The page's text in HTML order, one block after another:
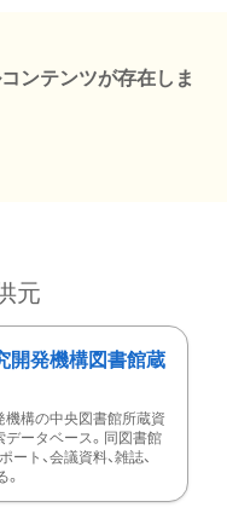
ンテンツが存在しま
元
開発機構図書館蔵
機構の中央図書館所蔵資
ータベース。同図書館
ート、会議資料、雑誌、